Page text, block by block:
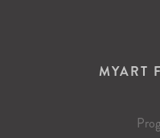
MYART